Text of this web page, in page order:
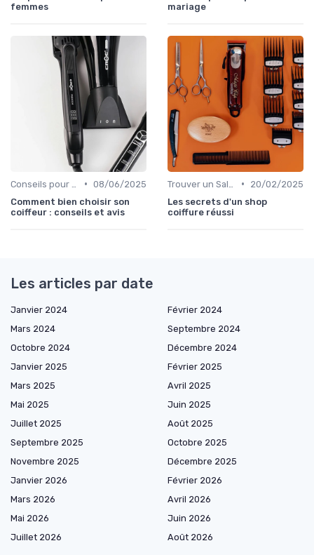
femmes
mariage
• 08/06/2025
Comment bien choisir son
coiffeur : conseils et avis
•
20/02/2025
Les secrets d'un shop
coiffure réussi
Les articles par date
Janvier 2024
Février 2024
Mars 2024
Septembre 2024
Octobre 2024
Décembre 2024
Janvier 2025
Février 2025
Mars 2025
Avril 2025
Mai 2025
Juin 2025
Juillet 2025
Août 2025
Septembre 2025
Octobre 2025
Novembre 2025
Décembre 2025
Janvier 2026
Février 2026
Mars 2026
Avril 2026
Mai 2026
Juin 2026
Juillet 2026
Août 2026